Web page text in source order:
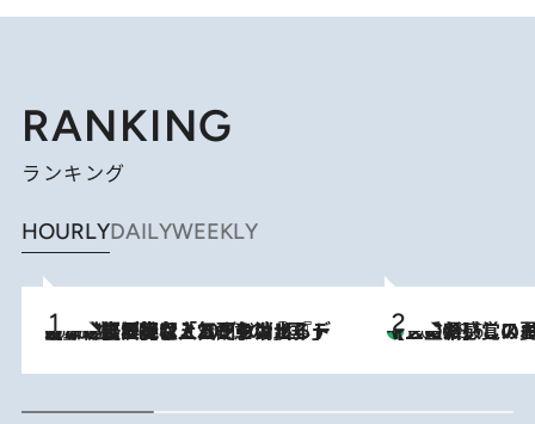
RANKING
ランキング
HOURLYDAILYWEEKLY
2026.8.5
【なぜ吉沢亮は「気配を消せる」のか？】興行収入208億の『国宝』を経て挑むミュージカル『ディア・エヴァン・ハンセン』。トップ俳優が舞台上でさらけ出した“孤独”とは 2026.8.6
【三重県】この夏絶対食べたい 冷やしておいしいおやつ3選 お餅×